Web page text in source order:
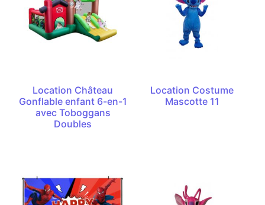
Location Château
Gonflable enfant 6-en-1
avec Toboggans
Doubles
Location Costume
Mascotte 11